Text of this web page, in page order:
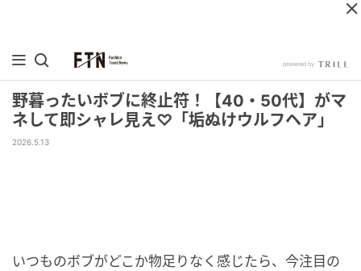
野暮ったいボブに終止符！【40・50代】がマ
ネして即シャレ見え♡「垢ぬけウルフヘア」
2026.5.13
いつものボブがどこか物足りなく感じたら、今注目の